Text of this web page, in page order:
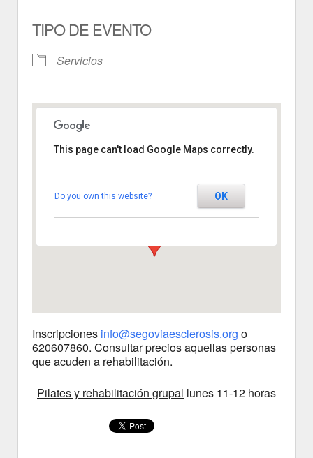
TIPO DE EVENTO
Servicios
Esclerosis Multiple
Avenida de la Constitucion 17, -
Segovia
This page can't load Google Maps correctly.
Do you own this website? OK
Inscripciones info@segoviaesclerosis.org o
620607860. Consultar precios aquellas personas
que acuden a rehabilitación.
Pilates y rehabilitación grupal lunes 11-12 horas